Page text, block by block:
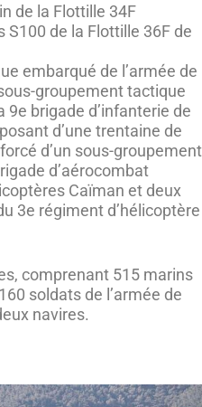
de la Flottille 34F
S100 de la Flottille 36F de
embarqué de l’armée de
groupement tactique
9e brigade d’infanterie de
d’une trentaine de
d’un sous-groupement
d’aérocombat
Caïman et deux
3e régiment d’hélicoptère
comprenant 515 marins
soldats de l’armée de
navires.